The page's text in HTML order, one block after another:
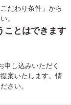
だわり条件」から
。
ことはできます
申し込みいただく
案いたします。情
さい。